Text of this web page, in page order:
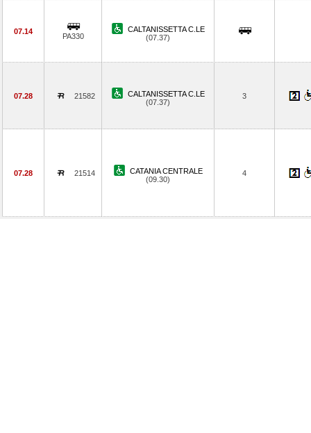
07.14
PA330
CALTANISSETTA C.LE
(07.37)
07.28 21582
CALTANISSETTA C.LE
(07.37)
3
07.28 21514
CATANIA CENTRALE
(09.30)
4